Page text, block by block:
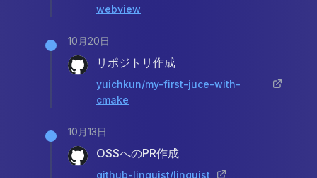
webview
10月20日
リポジトリ作成
yuichkun/my-first-juce-with-
cmake
10月13日
OSSへのPR作成
github-linguist/linguist